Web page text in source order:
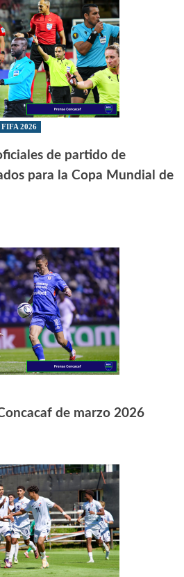
2026
de partido de
para la Copa Mundial de
de marzo 2026